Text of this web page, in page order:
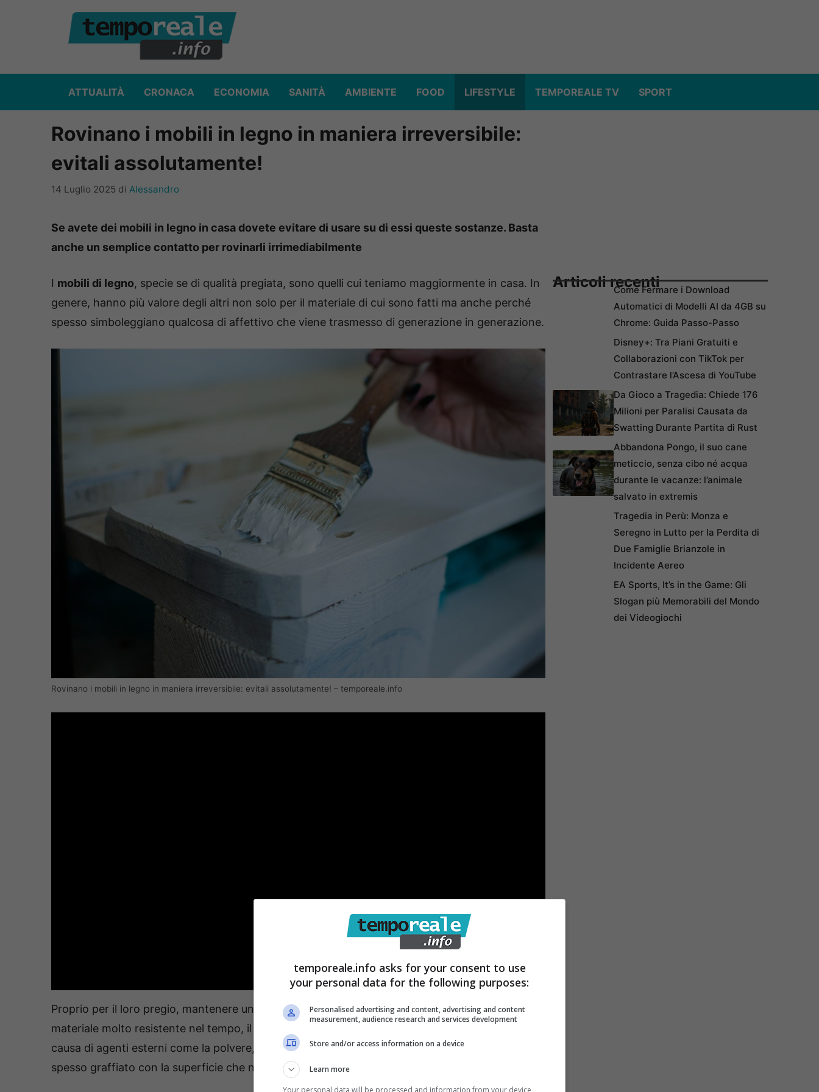
ATTUALITÀ CRONACA ECONOMIA SANITÀ AMBIENTE FOOD LIFESTYLE TEMPOREALE TV SPORT
Rovinano i mobili in legno in maniera irreversibile:
evitali assolutamente!
14 Luglio 2025 di Alessandro
Se avete dei mobili in legno in casa dovete evitare di usare su di essi queste sostanze. Basta
anche un semplice contatto per rovinarli irrimediabilmente
I mobili di legno, specie se di qualità pregiata, sono quelli cui teniamo maggiormente in casa. In
genere, hanno più valore degli altri non solo per il materiale di cui sono fatti ma anche perché
spesso simboleggiano qualcosa di affettivo che viene trasmesso di generazione in generazione.
Rovinano i mobili in legno in maniera irreversibile: evitali assolutamente! – temporeale.info
Proprio per il loro pregio, mantenere un mobile in legno non è affatto semplice. Benché sia un
materiale molto resistente nel tempo, il legno tende a
causa di agenti esterni come la polvere, l’umidità o i parassiti che lo attaccano. Inoltre, viene
spesso graffiato con la superficie che ne risente visibilmente anche a occhio nudo.
Articoli recentiCome Fermare i Download
Automatici di Modelli AI da 4GB su
Chrome: Guida Passo-Passo
Disney+: Tra Piani Gratuiti e
Collaborazioni con TikTok per
Contrastare l’Ascesa di YouTube
Da Gioco a Tragedia: Chiede 176
Milioni per Paralisi Causata da
Swatting Durante Partita di Rust
Abbandona Pongo, il suo cane
meticcio, senza cibo né acqua
durante le vacanze: l’animale
salvato in extremis
Tragedia in Perù: Monza e
Seregno in Lutto per la Perdita di
Due Famiglie Brianzole in
Incidente Aereo
EA Sports, It’s in the Game: Gli
Slogan più Memorabili del Mondo
dei Videogiochi
temporeale.info asks for your consent to use
your personal data for the following purposes:
Personalised advertising and content, advertising and content
measurement, audience research and services development
Store and/or access information on a device
Learn more
Your personal data will be processed and information from your device